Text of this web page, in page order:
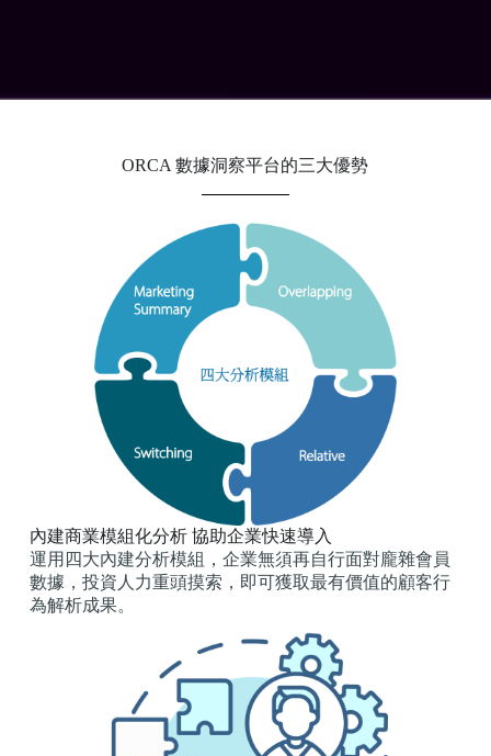
ORCA 數據洞察平台的三大優勢
內建商業模組化分析 協助企業快速導入
運用四大內建分析模組，企業無須再自行面對龐雜會員
數據，投資人力重頭摸索，即可獲取最有價值的顧客行
為解析成果。